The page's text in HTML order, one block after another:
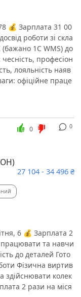
💰 Зарплата 31 00
роботи зі скла
1С WMS) до
професіон
лояльність наяв
офіційне праце
0
0
27 104 - 34 496 ₴
6 💰 Зарплата 2
та навчи
до деталей Гото
Фізична виртив
здійснювати колек
2 рази на міся